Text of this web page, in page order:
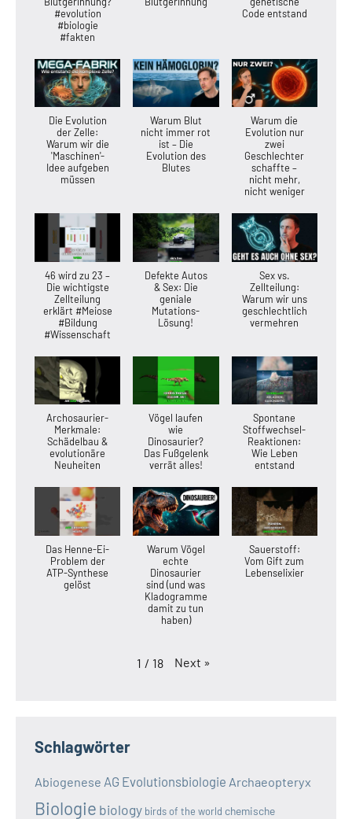
#evolution
#biologie
#fakten
Code entstand
Die Evolution
der Zelle:
Warum wir die
'Maschinen'-
Idee aufgeben
müssen
Warum Blut
nicht immer rot
ist – Die
Evolution des
Blutes
Warum die
Evolution nur
zwei
Geschlechter
schaffte –
nicht mehr,
nicht weniger
46 wird zu 23 –
Die wichtigste
Zellteilung
erklärt #Meiose
#Bildung
#Wissenschaft
Defekte Autos
& Sex: Die
geniale
Mutations-
Lösung!
Sex vs.
Zellteilung:
Warum wir uns
geschlechtlich
vermehren
Archosaurier-
Merkmale:
Schädelbau &
evolutionäre
Neuheiten
Vögel laufen
wie
Dinosaurier?
Das Fußgelenk
verrät alles!
Spontane
Stoffwechsel-
Reaktionen:
Wie Leben
entstand
Das Henne-Ei-
Problem der
ATP-Synthese
gelöst
Warum Vögel
echte
Dinosaurier
sind (und was
Kladogramme
damit zu tun
haben)
Sauerstoff:
Vom Gift zum
Lebenselixier
1 / 18 Next »
Schlagwörter
Abiogenese AG Evolutionsbiologie Archaeopteryx
Biologie biology birds of the world chemische